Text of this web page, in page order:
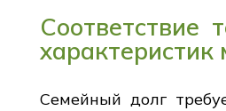
Соответствие
характеристик
Семейный долг